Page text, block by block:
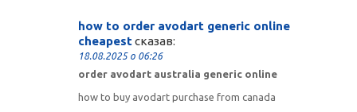
how to order avodart generic online
cheapestсказав:
18.08.2025 о 06:26
order avodart australia generic online
how to buy avodart purchase from canada